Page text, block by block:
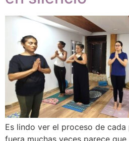
Es lindo ver el proceso de